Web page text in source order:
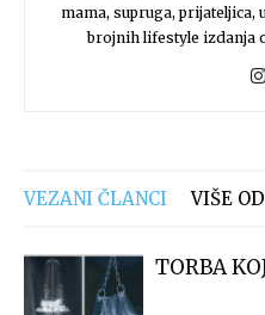
mama, supruga,
brojnih lifestyle izdanja
VEZANI ČLANCI VIŠE
TORBA